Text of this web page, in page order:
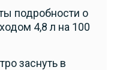
подробности о
4,8 л на 100
заснуть в